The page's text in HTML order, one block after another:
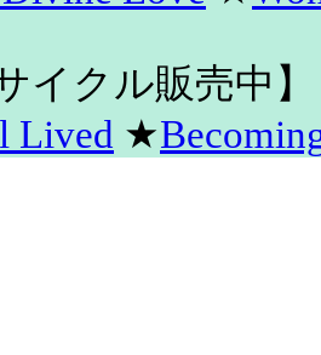
イクル販売中】
Lived ★